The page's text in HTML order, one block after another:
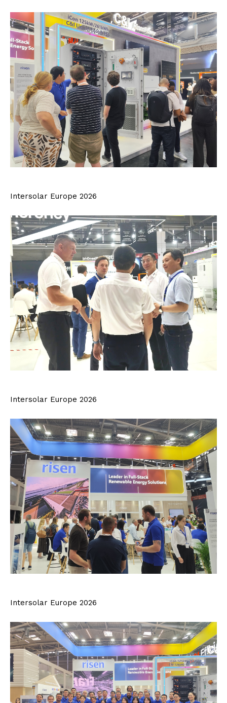
Intersolar Europe 2026
Intersolar Europe 2026
Intersolar Europe 2026